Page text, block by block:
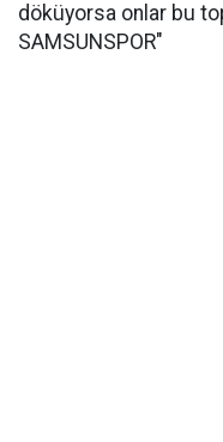
döküyorsa onlar bu
SAMSUNSPOR"